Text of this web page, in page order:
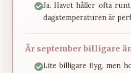
Ja. Havet håller ofta
dagstemperaturen är
Är september billigare
Lite billigare flyg, men